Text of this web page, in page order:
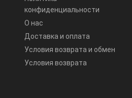
конфиденциальности
О нас
Доставка и оплата
Условия возврата и обмен
Условия возврата